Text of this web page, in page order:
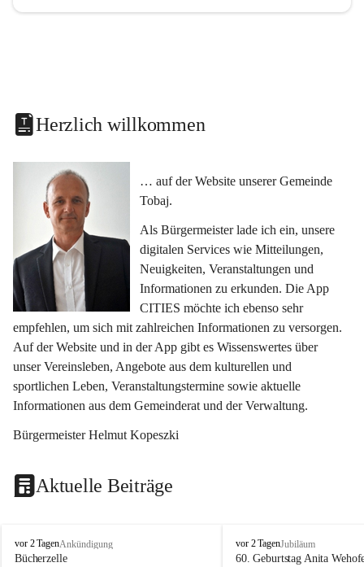
Herzlich willkommen
… auf der Website unserer Gemeinde
Tobaj.
Als Bürgermeister lade ich ein, unsere
digitalen Services wie Mitteilungen,
Neuigkeiten, Veranstaltungen und
Informationen zu erkunden. Die App
CITIES möchte ich ebenso sehr
empfehlen, um sich mit zahlreichen Informationen zu versorgen.
Auf der Website und in der App gibt es Wissenswertes über
unser Vereinsleben, Angebote aus dem kulturellen und
sportlichen Leben, Veranstaltungstermine sowie aktuelle
Informationen aus dem Gemeinderat und der Verwaltung.
Bürgermeister Helmut Kopeszki
Aktuelle Beiträge
T
o
vor 2 TagenAnkündigung
Bücherzelle
T
o
vor 2 TagenJubiläum
60. Geburtstag Anita